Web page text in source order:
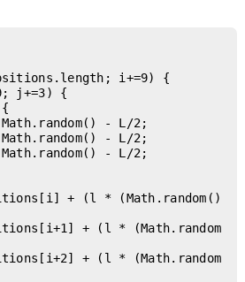
i+=9) {